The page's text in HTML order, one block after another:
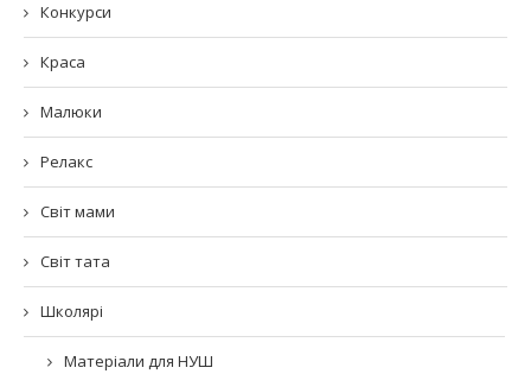
Конкурси
Краса
Малюки
Релакс
Світ мами
Світ тата
Школярі
Матеріали для НУШ